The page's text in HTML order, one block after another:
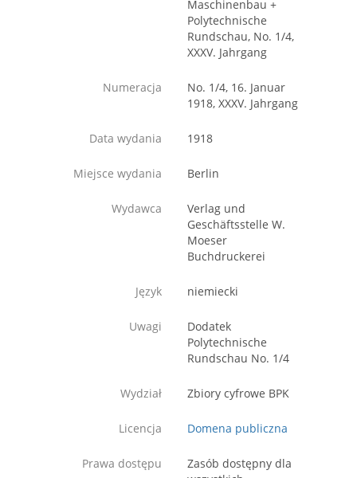
Maschinenbau +
Polytechnische
Rundschau, No. 1/4,
XXXV. Jahrgang
Numeracja
No. 1/4, 16. Januar
1918, XXXV. Jahrgang
Data wydania 1918
Miejsce wydania Berlin
Wydawca
Verlag und
Geschäftsstelle W.
Moeser
Buchdruckerei
Język niemiecki
Uwagi
Dodatek
Polytechnische
Rundschau No. 1/4
Wydział Zbiory cyfrowe BPK
Licencja Domena publiczna
Prawa dostępu
Zasób dostępny dla